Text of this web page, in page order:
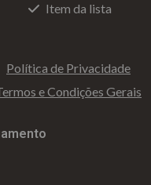
Item da lista
Política de Privacidade
e Condições Gerais